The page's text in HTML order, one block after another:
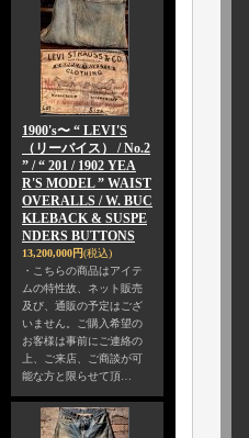
1900's〜 “ LEVI'S
（リーバイス） / No.2
” / “ 201 / 1902 YEA
R'S MODEL ” WAIST
OVERALLS / W. BUC
KLEBACK & SUSPE
NDERS BUTTONS
13,200,000円(税込)
・こちらの商品はアイテ
ムの特性故、ネット販売
及び、通販の予定はござ
いません。ご購入希望の
お客様は事前にご連絡の
上、ご来店、ご商談が可
能な方と限らせて頂…